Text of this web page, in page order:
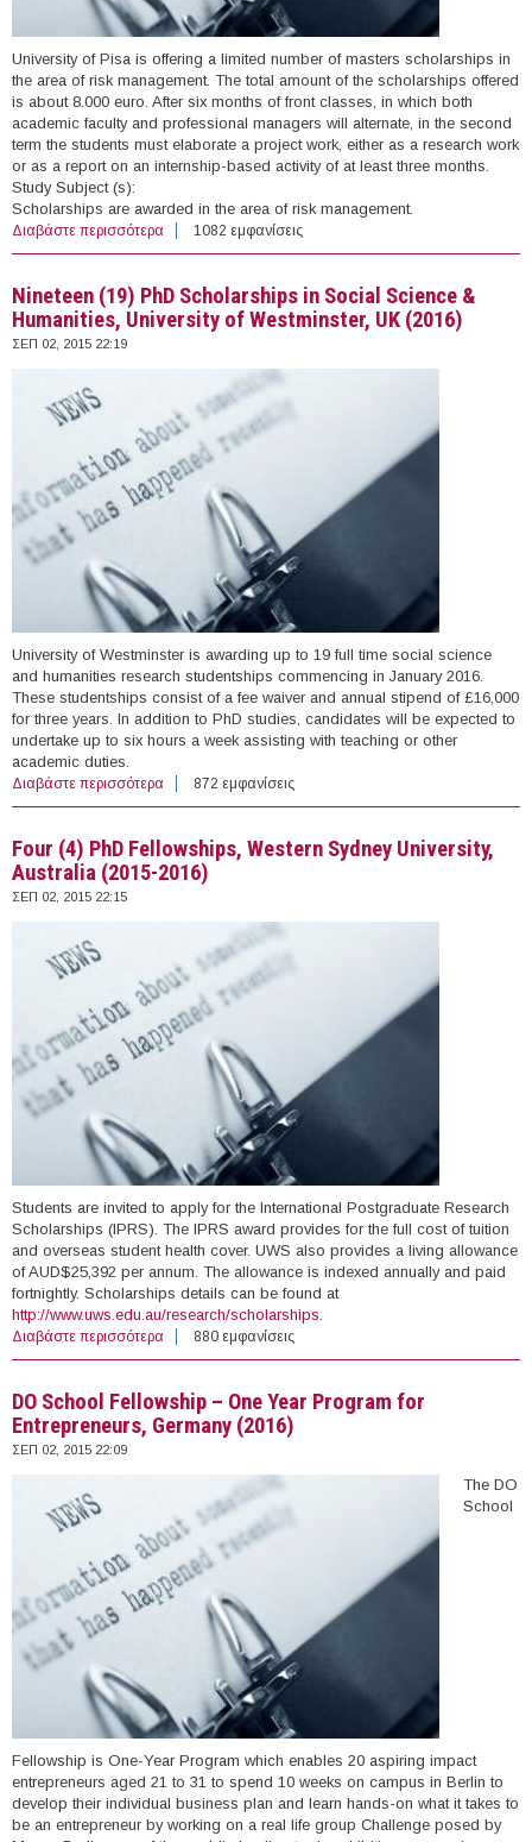
University of Pisa is offering a limited number of masters scholarships in
the area of risk management. The total amount of the scholarships offered
is about 8.000 euro. After six months of front classes, in which both
academic faculty and professional managers will alternate, in the second
term the students must elaborate a project work, either as a research work
or as a report on an internship-based activity of at least three months.
Study Subject (s):
Scholarships are awarded in the area of risk management.
Διαβάστε περισσότερα για Master Scholarships in Risk Management, University
of Pisa, Italy (2016)
1082 εμφανίσεις
Nineteen (19) PhD Scholarships in Social Science &
Humanities, University of Westminster, UK (2016)
ΣΕΠ 02, 2015 22:19
University of Westminster is awarding up to 19 full time social science
and humanities research studentships commencing in January 2016.
These studentships consist of a fee waiver and annual stipend of £16,000
for three years. In addition to PhD studies, candidates will be expected to
undertake up to six hours a week assisting with teaching or other
academic duties.
Διαβάστε περισσότερα για Nineteen (19) PhD Scholarships in Social Science &
Humanities, University of Westminster, UK (2016)
872 εμφανίσεις
Four (4) PhD Fellowships, Western Sydney University,
Australia (2015-2016)
ΣΕΠ 02, 2015 22:15
Students are invited to apply for the International Postgraduate Research
Scholarships (IPRS). The IPRS award provides for the full cost of tuition
and overseas student health cover. UWS also provides a living allowance
of AUD$25,392 per annum. The allowance is indexed annually and paid
fortnightly. Scholarships details can be found at
http://www.uws.edu.au/research/scholarships
Διαβάστε περισσότερα για Four (4) PhD Fellowships, Western Sydney
University, Australia (2015-2016)
880 εμφανίσεις
DO School Fellowship – One Year Program for
Entrepreneurs, Germany (2016)
ΣΕΠ 02, 2015 22:09
The DO
School
Fellowship is One-Year Program which enables 20 aspiring impact
entrepreneurs aged 21 to 31 to spend 10 weeks on campus in Berlin to
develop their individual business plan and learn hands-on what it takes to
be an entrepreneur by working on a real life group Challenge posed by